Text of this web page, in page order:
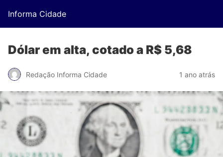
Informa Cidade
Dólar em alta, cotado a R$ 5,68
Redação Informa Cidade 1 ano atrás